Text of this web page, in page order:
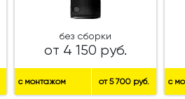
без сборки
от 4 150 руб.
с монтажом от 5 700 руб. с